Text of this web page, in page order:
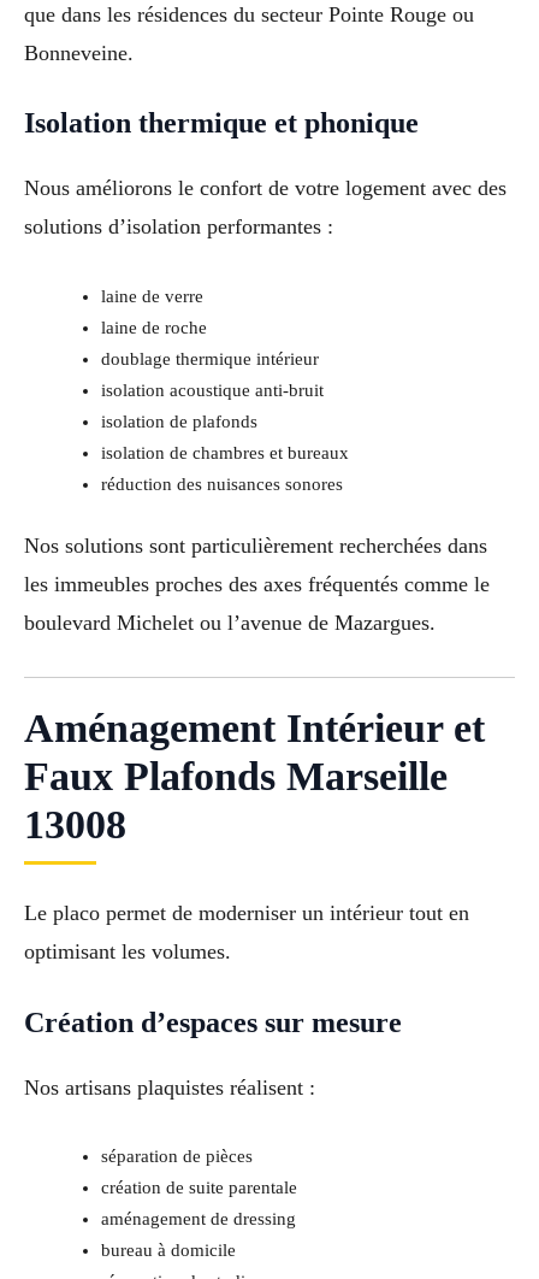
que dans les résidences du secteur Pointe Rouge ou
Bonneveine.
Isolation thermique et phonique
Nous améliorons le confort de votre logement avec des
solutions d’isolation performantes :
laine de verre
laine de roche
doublage thermique intérieur
isolation acoustique anti-bruit
isolation de plafonds
isolation de chambres et bureaux
réduction des nuisances sonores
Nos solutions sont particulièrement recherchées dans
les immeubles proches des axes fréquentés comme le
boulevard Michelet ou l’avenue de Mazargues.
Aménagement Intérieur et
Faux Plafonds Marseille
13008
Le placo permet de moderniser un intérieur tout en
optimisant les volumes.
Création d’espaces sur mesure
Nos artisans plaquistes réalisent :
séparation de pièces
création de suite parentale
aménagement de dressing
bureau à domicile